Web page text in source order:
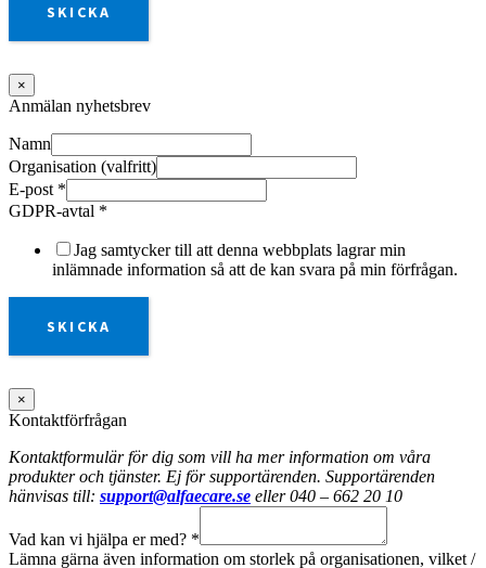
SKICKA
×
Anmälan nyhetsbrev
Namn
Organisation (valfritt)
E-post *
GDPR-avtal *
Jag samtycker till att denna webbplats lagrar min
inlämnade information så att de kan svara på min förfrågan.
SKICKA
×
Kontaktförfrågan
Kontaktformulär för dig som vill ha mer information om våra
produkter och tjänster. Ej för supportärenden. Supportärenden
hänvisas till: support@alfaecare.se eller 040 – 662 20 10
Vad kan vi hjälpa er med? *
Lämna gärna även information om storlek på organisationen, vilket /